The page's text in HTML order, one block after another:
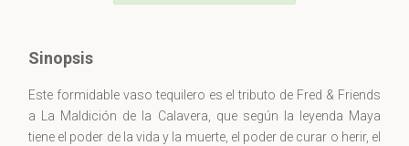
Sinopsis
Este formidable vaso tequilero es el tributo de Fred & Friends
a La Maldición de la Calavera, que según la leyenda Maya
tiene el poder de la vida y la muerte, el poder de curar o herir, el